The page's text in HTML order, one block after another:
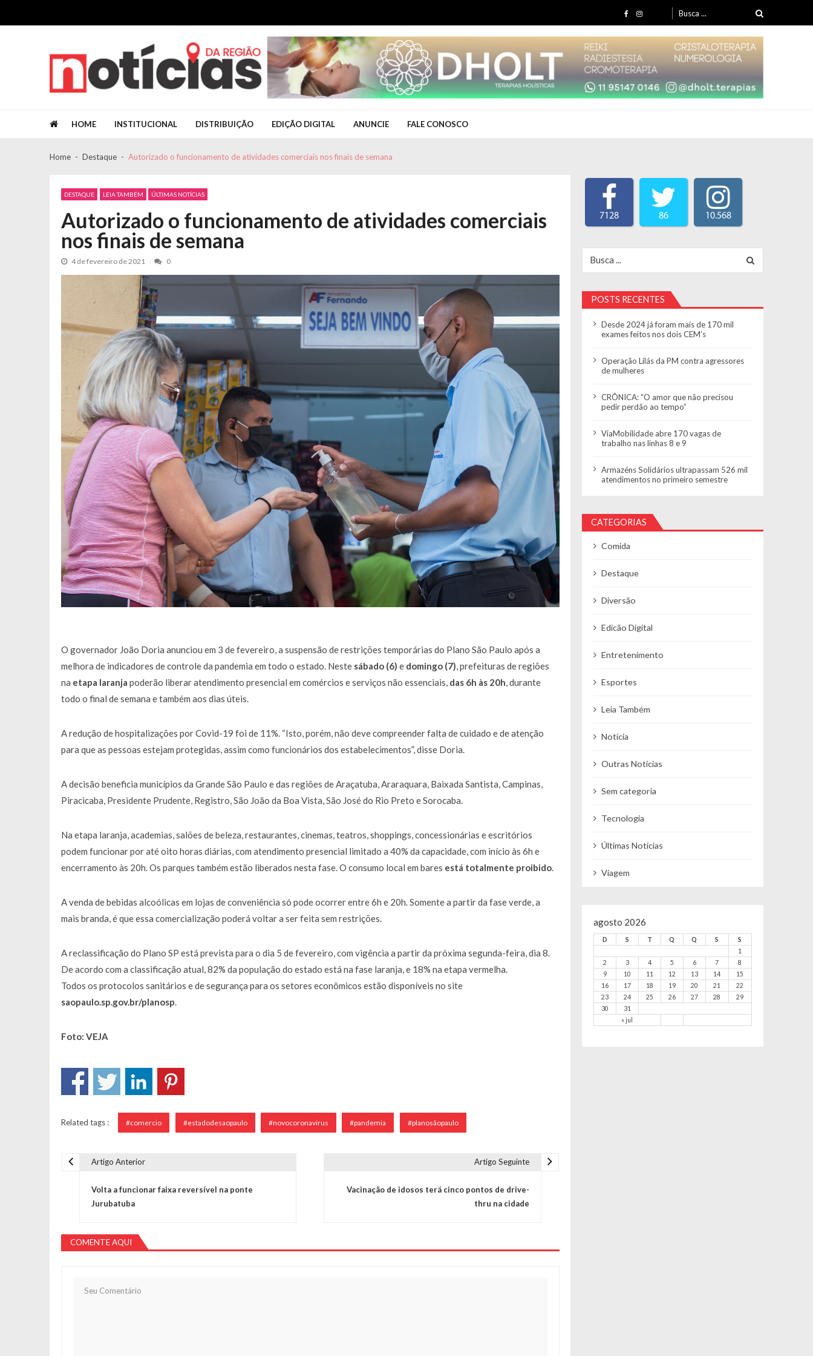
Search for:
HOME INSTITUCIONAL DISTRIBUIÇÃO EDIÇÃO DIGITAL ANUNCIE FALE CONOSCO
Home Destaque Autorizado o funcionamento de atividades comerciais nos finais de semana
DESTAQUE LEIA TAMBÉM ÚLTIMAS NOTÍCIAS
Autorizado o funcionamento de atividades comerciais
nos finais de semana
4 de fevereiro de 2021 0
O governador João Doria anunciou em 3 de fevereiro, a suspensão de restrições temporárias do Plano São Paulo após a
melhora de indicadores de controle da pandemia em todo o estado. Neste sábado (6) e domingo (7) , prefeituras de regiões
na etapa laranja poderão liberar atendimento presencial em comércios e serviços não essenciais, das 6h às 20h , durante
todo o final de semana e também aos dias úteis.
A redução de hospitalizações por Covid-19 foi de 11%. “Isto, porém, não deve compreender falta de cuidado e de atenção
para que as pessoas estejam protegidas, assim como funcionários dos estabelecimentos”, disse Doria.
A decisão beneficia municípios da Grande São Paulo e das regiões de Araçatuba, Araraquara, Baixada Santista, Campinas,
Piracicaba, Presidente Prudente, Registro, São João da Boa Vista, São José do Rio Preto e Sorocaba.
Na etapa laranja, academias, salões de beleza, restaurantes, cinemas, teatros, shoppings, concessionárias e escritórios
podem funcionar por até oito horas diárias, com atendimento presencial limitado a 40% da capacidade, com início às 6h e
encerramento às 20h. Os parques também estão liberados nesta fase. O consumo local em bares está totalmente proibido.
A venda de bebidas alcoólicas em lojas de conveniência só pode ocorrer entre 6h e 20h. Somente a partir da fase verde, a
mais branda, é que essa comercialização poderá voltar a ser feita sem restrições.
A reclassificação do Plano SP está prevista para o dia 5 de fevereiro, com vigência a partir da próxima segunda-feira, dia 8.
De acordo com a classificação atual, 82% da população do estado está na fase laranja, e 18% na etapa vermelha.
Todos os protocolos sanitários e de segurança para os setores econômicos estão disponíveis no site
saopaulo.sp.gov.br/planosp
Foto: VEJA
Related tags : #comercio #estadodesaopaulo #novocoronavirus #pandemia #planosãopaulo
Artigo Anterior
Volta a funcionar faixa reversível na ponte
Jurubatuba
Artigo Seguinte
Vacinação de idosos terá cinco pontos de drive-
thru na cidade
COMENTE AQUI
7128 86 10.568
POSTS RECENTES
Desde 2024 já foram mais de 170 mil
exames feitos nos dois CEM’s
Operação Lilás da PM contra agressores
de mulheres
CRÔNICA: “O amor que não precisou
pedir perdão ao tempo”
ViaMobilidade abre 170 vagas de
trabalho nas linhas 8 e 9
Armazéns Solidários ultrapassam 526 mil
atendimentos no primeiro semestre
CATEGORIAS
Comida
Destaque
Diversão
Edicão Digital
Entretenimento
Esportes
Leia Também
Notícia
Outras Notícias
Sem categoria
Tecnologia
Últimas Notícias
Viagem
agosto 2026
D S T Q Q S S
« jul
1
2
3 4 5 6 7
8
9
10 11 12 13 14
15
16
17 18 19 20 21
22
23
24 25 26 27 28
29
30
31